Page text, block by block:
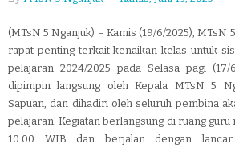
(MTsN 5 Nganjuk) – Kamis (19/6/2025), MTsN
rapat penting terkait kenaikan kelas untuk
pelajaran 2024/2025 pada Selasa pagi (17/
dipimpin langsung oleh Kepala MTsN 5
Sapuan, dan dihadiri oleh seluruh pembina
pelajaran. Kegiatan berlangsung di ruang guru
10:00 WIB dan berjalan dengan